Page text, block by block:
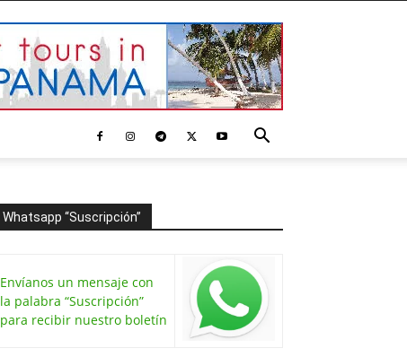
Whatsapp “Suscripción”
Envíanos un mensaje con
la palabra “Suscripción”
para recibir nuestro boletín